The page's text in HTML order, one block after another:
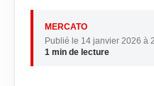
MERCATO
Publié le 14 janvier 2026 à
1 min de lecture